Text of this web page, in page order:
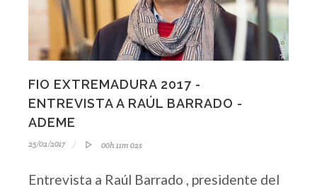
FIO EXTREMADURA 2017 -
ENTREVISTA A RAÚL BARRADO -
ADEME
25/02/2017 00h 11m 02s
Entrevista a Raúl Barrado , presidente del